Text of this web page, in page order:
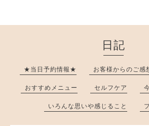
日記
★当日予約情報★ お客様からのご感
おすすめメニュー セルフケア
いろんな思いや感じること